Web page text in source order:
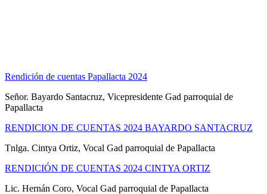
Rendición de cuentas Papallacta 2024
Señor. Bayardo Santacruz, Vicepresidente Gad parroquial de
Papallacta
RENDICION DE CUENTAS 2024 BAYARDO SANTACRUZ
Tnlga. Cintya Ortiz, Vocal Gad parroquial de Papallacta
RENDICIÓN DE CUENTAS 2024 CINTYA ORTIZ
Lic. Hernán Coro, Vocal Gad parroquial de Papallacta